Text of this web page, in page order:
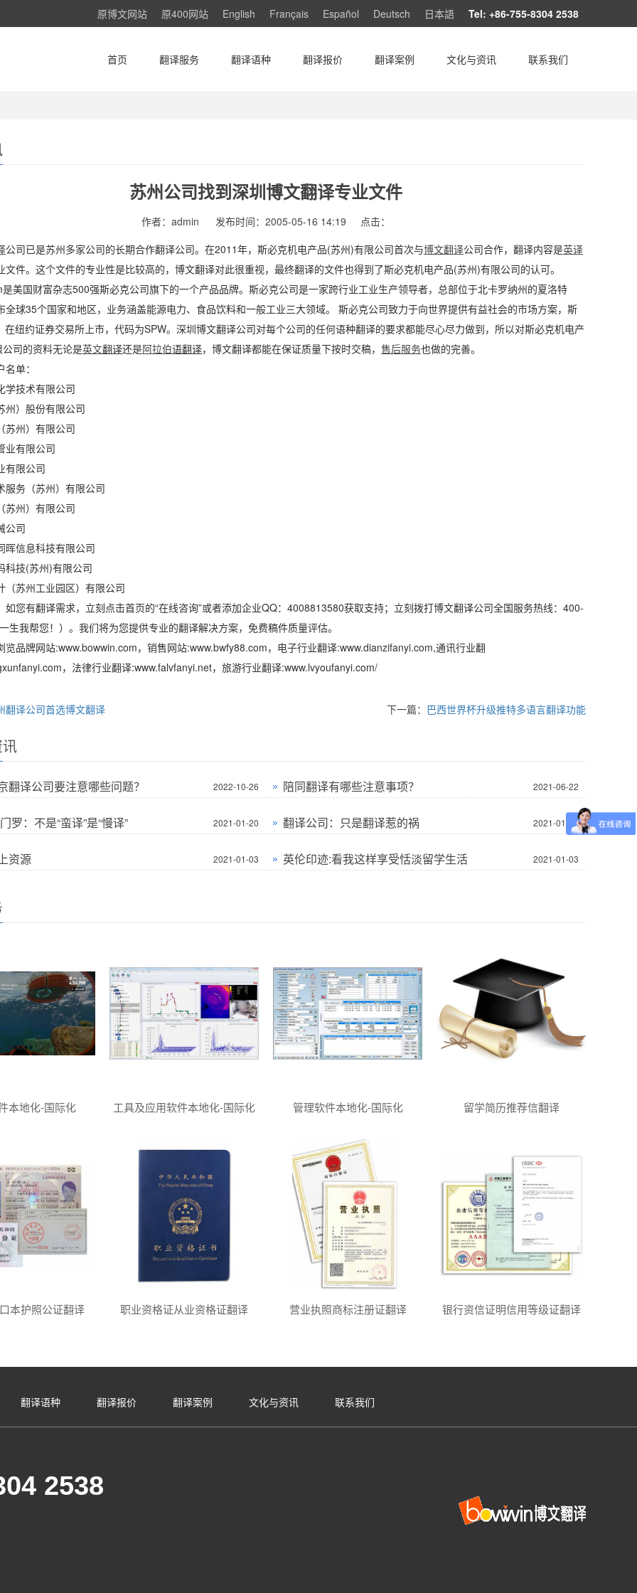
原博文网站 原400网站 English Français Español Deutsch 日本語 Tel: +86-755-8304 2538
首页 翻译服务 翻译语种 翻译报价 翻译案例 文化与资讯 联系我们
苏州公司找到深圳博文翻译专业文件
作者：admin 发布时间：2005-05-16 14:19
点击：
公司已是苏州多家公司的长期合作翻译公司。在2011年，斯必克机电产品(苏州)有限公司首次与博文翻译公司合作，翻译内容是英译
文件。这个文件的专业性是比较高的，博文翻译对此很重视，最终翻译的文件也得到了斯必克机电产品(苏州)有限公司的认可。
美国财富杂志500强斯必克公司旗下的一个产品品牌。斯必克公司是一家跨行业工业生产领导者，总部位于北卡罗纳州的夏洛特
全球35个国家和地区，业务涵盖能源电力、食品饮料和一般工业三大领域。 斯必克公司致力于向世界提供有益社会的市场方案，斯
在纽约证券交易所上市，代码为SPW。深圳博文翻译公司对每个公司的任何语种翻译的要求都能尽心尽力做到，所以对斯必克机电产
司的资料无论是英文翻译还是阿拉伯语翻译，博文翻译都能在保证质量下按时交稿， 售后服务也做的完善。
单：
学技术有限公司
州）股份有限公司
苏州）有限公司
业有限公司
有限公司
服务（苏州）有限公司
苏州）有限公司
公司
晖信息科技有限公司
科技(苏州)有限公司
（苏州工业园区）有限公司
如您有翻译需求，立刻点击首页的“在线咨询”或者添加企业QQ：4008813580获取支持；立刻拨打博文翻译公司全国服务热线：400-
生我帮您！）。我们将为您提供专业的翻译解决方案，免费稿件质量评估。
览品牌网站:www.bowwin.com，销售网站:www.bwfy88.com，电子行业翻译:www.dianzifanyi.com,通讯行业翻
，法律行业翻译:www.falvfanyi.net，旅游行业翻译:www.lvyoufanyi.com/
翻译公司首选博文翻译 下一篇： 巴西世界杯升级推特多语言翻译功能
2022-10-26
翻译公司要注意哪些问题？ 2021-06-22
陪同翻译有哪些注意事项？
2021-01-20
罗：不是“蛮译”是“慢译” 2021-01-18
翻译公司：只是翻译惹的祸
2021-01-03
资源 2021-01-03
英伦印迹:看我这样享受恬淡留学生活
本地化-国际化 工具及应用软件本地化-国际化 管理软件本地化-国际化 留学简历推荐信翻译
本护照公证翻译 职业资格证从业资格证翻译 营业执照商标注册证翻译 银行资信证明信用等级证翻译
翻译语种 翻译报价 翻译案例 文化与资讯 联系我们
2538